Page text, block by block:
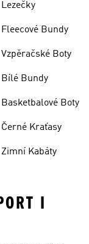
Lezečky
Fleecové Bundy
Vzpěračské Boty
Bílé Bundy
Basketbalové Boty
Černé Kraťasy
Zimní Kabáty
I